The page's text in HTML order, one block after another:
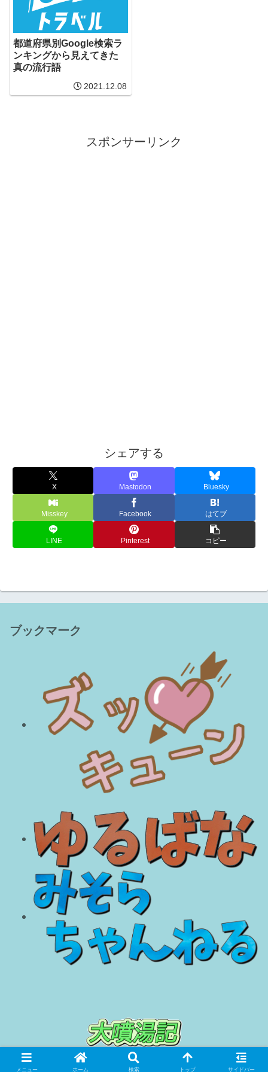
都道府県別Google検索ラ
ンキングから見えてきた
真の流行語
2021.12.08
スポンサーリンク
シェアする
X Mastodon Bluesky
Misskey Facebook はてブ
LINE Pinterest コピー
ブックマーク
© 2018 大噴湯記.
メニュー ホーム 検索 トップ サイドバー